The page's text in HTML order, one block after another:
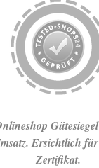
Ersichtlich
Zertifikat.